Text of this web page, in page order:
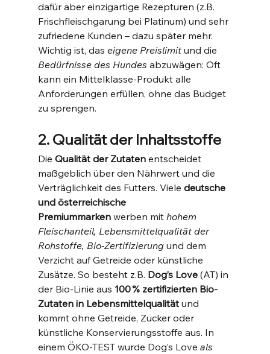
dafür aber einzigartige Rezepturen (z.B.
Frischfleischgarung bei Platinum) und sehr
zufriedene Kunden – dazu später mehr.
Wichtig ist, das eigene Preislimit und die
Bedürfnisse des Hundes abzuwägen: Oft
kann ein Mittelklasse-Produkt alle
Anforderungen erfüllen, ohne das Budget
zu sprengen.
2. Qualität der Inhaltsstoffe
Die Qualität der Zutaten entscheidet
maßgeblich über den Nährwert und die
Verträglichkeit des Futters. Viele deutsche
und österreichische
Premiummarken werben mit hohem
Fleischanteil, Lebensmittelqualität der
Rohstoffe, Bio-Zertifizierung und dem
Verzicht auf Getreide oder künstliche
Zusätze. So besteht z.B. Dog’s Love (AT) in
der Bio-Linie aus 100 % zertifizierten Bio-
Zutaten in Lebensmittelqualität und
kommt ohne Getreide, Zucker oder
künstliche Konservierungsstoffe aus​. In
einem ÖKO-TEST wurde Dog’s Love als